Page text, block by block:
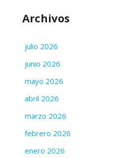
Archivos
julio 2026
junio 2026
mayo 2026
abril 2026
marzo 2026
febrero 2026
enero 2026